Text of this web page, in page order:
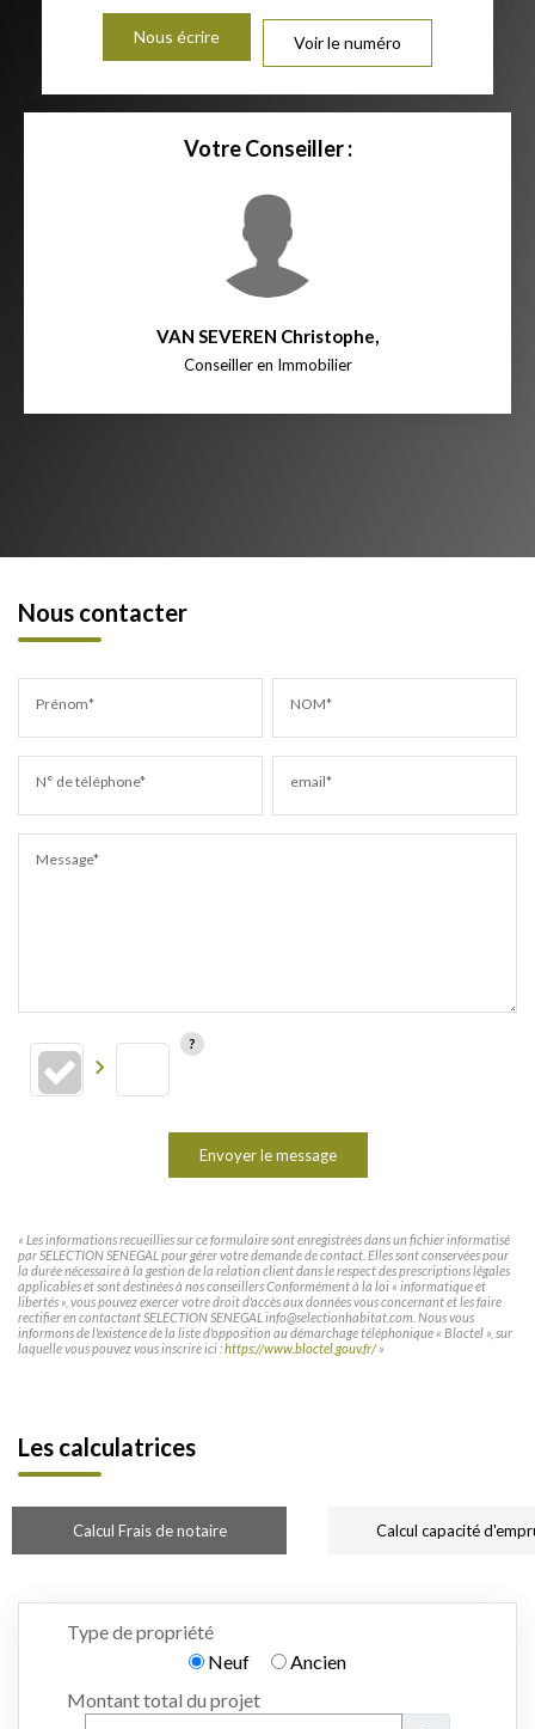
Nous écrire Voir le numéro
Votre Conseiller :
VAN SEVEREN Christophe,
Conseiller en Immobilier
Nous contacter
Prénom* NOM*
N° de téléphone* email*
Message*
Envoyer le message
« Les informations recueillies sur ce formulaire sont enregistrées dans un fichier informatisé
par SELECTION SENEGAL pour gérer votre demande de contact. Elles sont conservées pour
la durée nécessaire à la gestion de la relation client dans le respect des prescriptions légales
applicables et sont destinées à nos conseillers Conformément à la loi « informatique et
libertés », vous pouvez exercer votre droit d'accès aux données vous concernant et les faire
rectifier en contactant SELECTION SENEGAL info@selectionhabitat.com. Nous vous
informons de l'existence de la liste d'opposition au démarchage téléphonique « Bloctel », sur
laquelle vous pouvez vous inscrire ici :https://www.bloctel.gouv.fr/»
Les calculatrices
Calcul Frais de notaire Calcul capacité